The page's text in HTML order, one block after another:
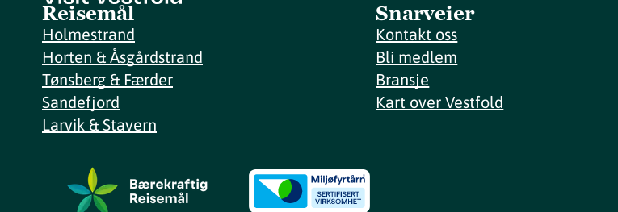
Reisemål
Holmestrand
Horten & Åsgårdstrand
Tønsberg & Færder
Sandefjord
Larvik & Stavern
Snarveier
Kontakt oss
Bli medlem
Bransje
Kart over Vestfold